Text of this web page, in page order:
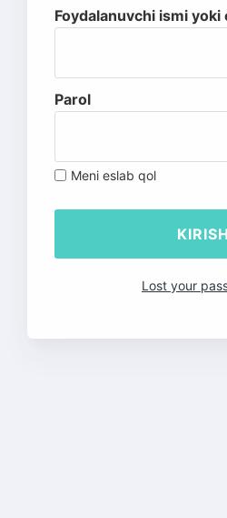
Foydalanuvchi ismi yoki
Parol
Meni eslab qol
Lost your